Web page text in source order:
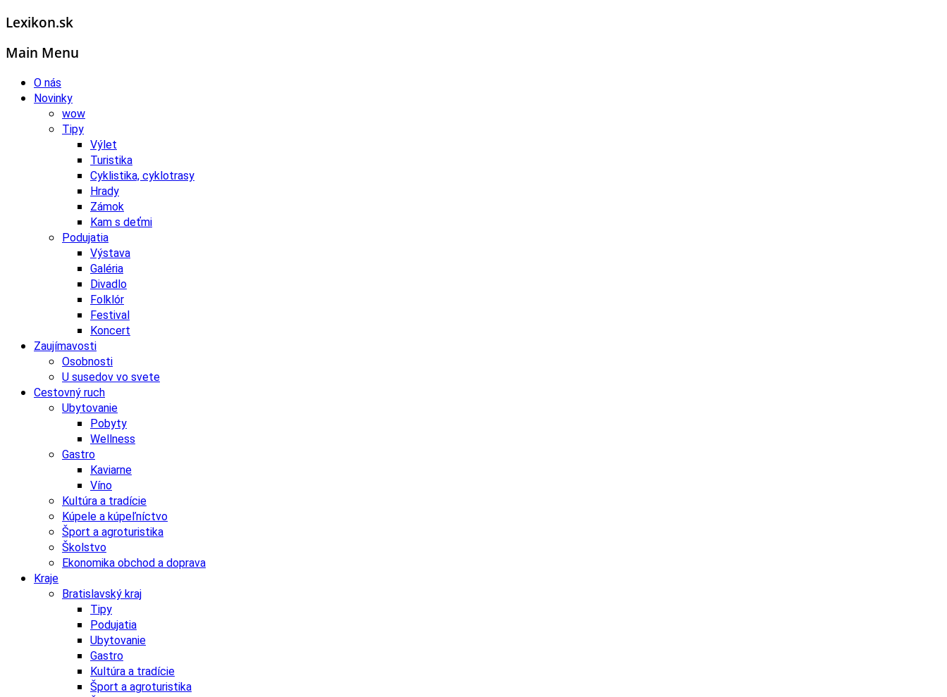
Lexikon.sk
Main Menu
O nás
Novinky
wow
Tipy
Výlet
Turistika
Cyklistika, cyklotrasy
Hrady
Zámok
Kam s deťmi
Podujatia
Výstava
Galéria
Divadlo
Folklór
Festival
Koncert
Zaujímavosti
Osobnosti
U susedov vo svete
Cestovný ruch
Ubytovanie
Pobyty
Wellness
Gastro
Kaviarne
Víno
Kultúra a tradície
Kúpele a kúpeľníctvo
Šport a agroturistika
Školstvo
Ekonomika obchod a doprava
Kraje
Bratislavský kraj
Tipy
Podujatia
Ubytovanie
Gastro
Kultúra a tradície
Šport a agroturistika